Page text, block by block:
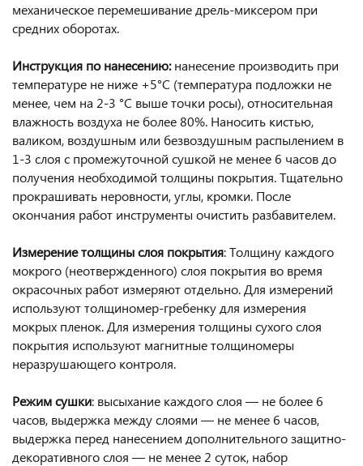
механическое перемешивание дрель-миксером при
средних оборотах.
Инструкция по нанесению:нанесение производить при
температуре не ниже +5°С (температура подложки не
менее, чем на 2-3 °С выше точки росы), относительная
влажность воздуха не более 80%. Наносить кистью,
валиком, воздушным или безвоздушным распылением в
1-3 слоя с промежуточной сушкой не менее 6 часов до
получения необходимой толщины покрытия. Тщательно
прокрашивать неровности, углы, кромки. После
окончания работ инструменты очистить разбавителем.
Измерение толщины слоя покрытия: Толщину каждого
мокрого (неотвержденного) слоя покрытия во время
окрасочных работ измеряют отдельно. Для измерений
используют толщиномер-гребенку для измерения
мокрых пленок. Для измерения толщины сухого слоя
покрытия используют магнитные толщиномеры
неразрушающего контроля.
Режим сушки: высыхание каждого слоя — не более 6
часов, выдержка между слоями — не менее 6 часов,
выдержка перед нанесением дополнительного защитно-
декоративного слоя — не менее 2 суток, набор